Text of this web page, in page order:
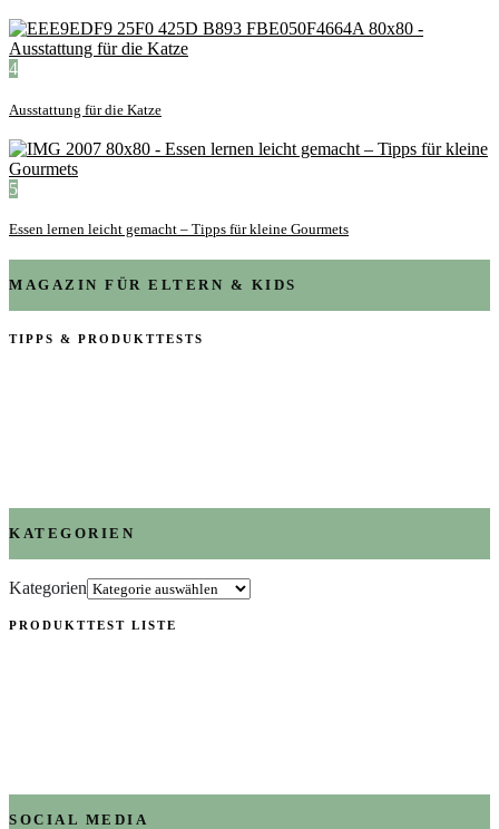
4
Ausstattung für die Katze
5
Essen lernen leicht gemacht – Tipps für kleine Gourmets
MAGAZIN FÜR ELTERN & KIDS
TIPPS & PRODUKTTESTS
KATEGORIEN
Kategorien
PRODUKTTEST LISTE
SOCIAL MEDIA